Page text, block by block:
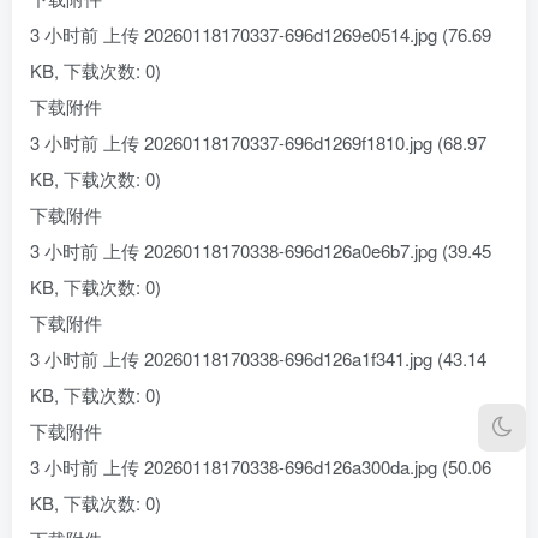
3 小时前 上传 20260118170337-696d1269e0514.jpg (76.69
KB, 下载次数: 0)
下载附件
3 小时前 上传 20260118170337-696d1269f1810.jpg (68.97
KB, 下载次数: 0)
下载附件
3 小时前 上传 20260118170338-696d126a0e6b7.jpg (39.45
KB, 下载次数: 0)
下载附件
3 小时前 上传 20260118170338-696d126a1f341.jpg (43.14
KB, 下载次数: 0)
下载附件
3 小时前 上传 20260118170338-696d126a300da.jpg (50.06
KB, 下载次数: 0)